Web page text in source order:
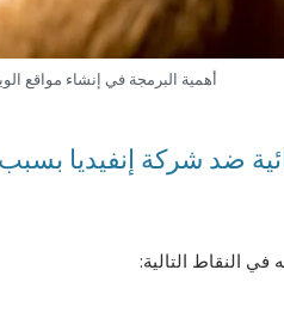
أهمية البرمجة في إنشاء مواقع
ضد شركة إنفيديا بسبب
النقاط التالية: